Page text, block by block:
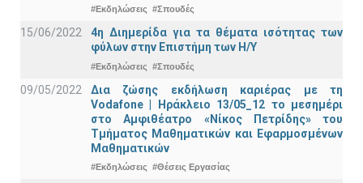
#Εκδηλώσεις #Σπουδές
15/06/2022
4η Διημερίδα για τα θέματα ισότητας των
φύλων στην Επιστήμη των Η/Υ
#Εκδηλώσεις #Σπουδές
09/05/2022
Δια ζώσης εκδήλωση καριέρας με τη
Vodafone | Ηράκλειο 13/05_12 το μεσημέρι
στο Αμφιθέατρο «Νίκος Πετρίδης» του
Τμήματος Μαθηματικών και Εφαρμοσμένων
Μαθηματικών
#Εκδηλώσεις #Θέσεις Εργασίας